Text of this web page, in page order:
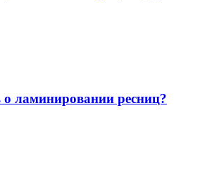
ламинировании ресниц?